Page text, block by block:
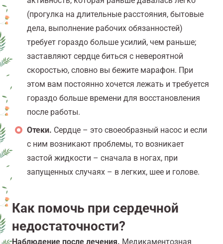
(прогулка на длительные расстояния, бытовые
дела, выполнение рабочих обязанностей)
требует гораздо больше усилий, чем раньше;
заставляют сердце биться с невероятной
скоростью, словно вы бежите марафон. При
этом вам постоянно хочется лежать и требуется
гораздо больше времени для восстановления
после работы.
Отеки. Сердце – это своеобразный насос и если
с ним возникают проблемы, то возникает
застой жидкости – сначала в ногах, при
запущенных случаях – в легких, шее и голове.
Как помочь при сердечной
недостаточности?
Наблюдение после лечения. Медикаментозная